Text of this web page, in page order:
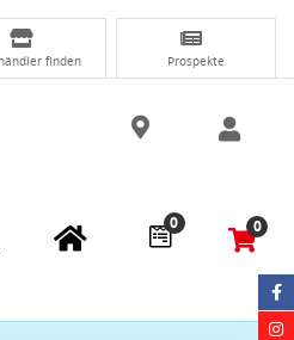
finden Prospekte
0 0